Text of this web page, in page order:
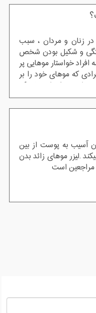
زنان و مردان ، سبب
و شکیل بودن شخص
افراد خواستار موهایی پر
که موهای خود را بر
و چه از طریق ژنتیک
جدی در روحیه و
ضعف فرد در ارتباط
بر طبق این
.
آسیب به پوست از بین
.لیزر موهای زائد بدن
است